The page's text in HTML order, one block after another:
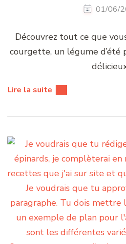
01/06/
Découvrez tout ce que
courgette, un légume
Lire la suite